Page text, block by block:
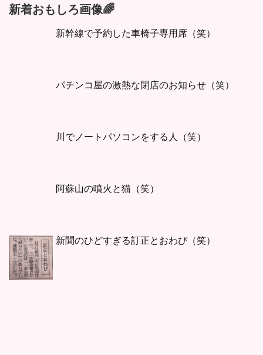
新着おもしろ画像🌈
新幹線で予約した車椅子専用席（笑）
パチンコ屋の激熱な閉店のお知らせ（笑）
川でノートパソコンをする人（笑）
阿蘇山の噴火と猫（笑）
新聞のひどすぎる訂正とおわび（笑）